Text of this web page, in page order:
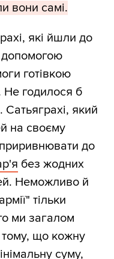
вони самі.
які йшли до
допомогою
готівкою
Не годилося б
Сатьяграхі, який
на своєму
до
без жодних
Неможливо й
тільки
ми загалом
що кожну
суму,